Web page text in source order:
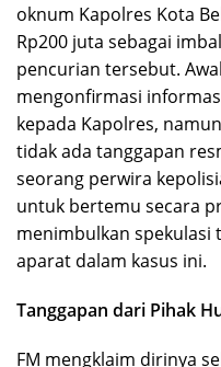
oknum Kapolres Kota
Rp200 juta sebagai
pencurian tersebut.
mengonfirmasi
kepada Kapolres,
tidak ada tanggapan
seorang perwira
untuk bertemu secara
menimbulkan
aparat dalam kasus ini.
Tanggapan dari Pihak
FM mengklaim dirinya